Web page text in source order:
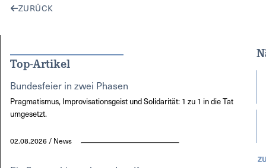
ZURÜCK
Top-Artikel
Bundesfeier in zwei Phasen
Pragmatismus, Improvisationsgeist und Solidarität: 1 zu 1 in die Tat
umgesetzt.
02.08.2026 / News